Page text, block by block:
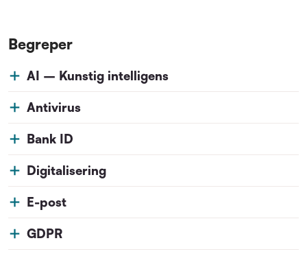
Begreper
AI – Kunstig intelligens
Antivirus
Bank ID
Digitalisering
E-post
GDPR